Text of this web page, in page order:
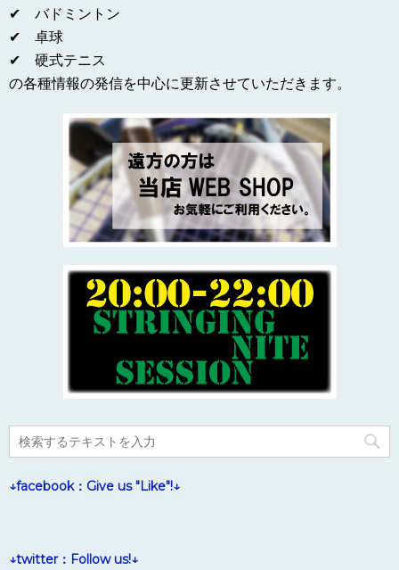
✔ バドミントン
✔ 卓球
✔ 硬式テニス
の各種情報の発信を中心に更新させていただきます。
↓facebook：Give us "Like"!↓
↓twitter：Follow us!↓